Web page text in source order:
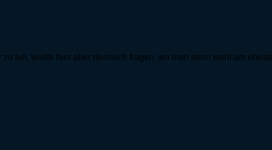
zu tun, wollte hier aber dennoch fragen, wo man denn wohl am